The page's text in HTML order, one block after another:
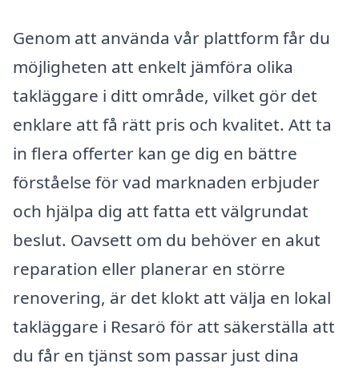
Genom att använda vår plattform får du
möjligheten att enkelt jämföra olika
takläggare i ditt område, vilket gör det
enklare att få rätt pris och kvalitet. Att ta
in flera offerter kan ge dig en bättre
förståelse för vad marknaden erbjuder
och hjälpa dig att fatta ett välgrundat
beslut. Oavsett om du behöver en akut
reparation eller planerar en större
renovering, är det klokt att välja en lokal
takläggare i Resarö för att säkerställa att
du får en tjänst som passar just dina